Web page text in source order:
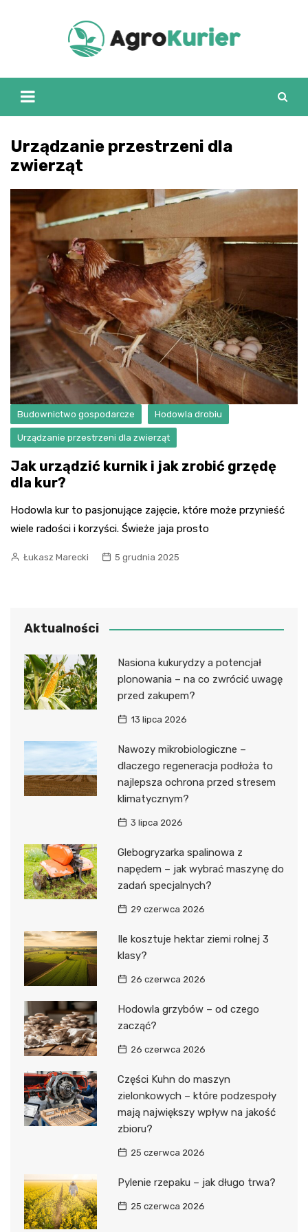
Urządzanie przestrzeni dla
zwierząt
Budownictwo gospodarcze Hodowla drobiu
Urządzanie przestrzeni dla zwierząt
Jak urządzić kurnik i jak zrobić grzędę
dla kur?
Hodowla kur to pasjonujące zajęcie, które może przynieść
wiele radości i korzyści. Świeże jaja prosto
Łukasz Marecki 5 grudnia 2025
Aktualności
Nasiona kukurydzy a potencjał
plonowania – na co zwrócić uwagę
przed zakupem?
13 lipca 2026
Nawozy mikrobiologiczne –
dlaczego regeneracja podłoża to
najlepsza ochrona przed stresem
klimatycznym?
3 lipca 2026
Glebogryzarka spalinowa z
napędem – jak wybrać maszynę do
zadań specjalnych?
29 czerwca 2026
Ile kosztuje hektar ziemi rolnej 3
klasy?
26 czerwca 2026
Hodowla grzybów – od czego
zacząć?
26 czerwca 2026
Części Kuhn do maszyn
zielonkowych – które podzespoły
mają największy wpływ na jakość
zbioru?
25 czerwca 2026
Pylenie rzepaku – jak długo trwa?
25 czerwca 2026